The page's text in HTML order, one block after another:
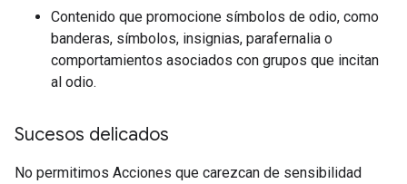
Contenido que promocione símbolos de odio, como
banderas, símbolos, insignias, parafernalia o
comportamientos asociados con grupos que incitan
al odio.
Sucesos delicados
No permitimos Acciones que carezcan de sensibilidad